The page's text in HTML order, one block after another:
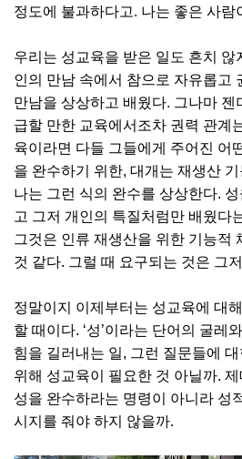
정도에 불과하다고. 나는 좋은 사람
우리는 성교육을 받은 일도 흔치 않
인의 만남 속에서 참으로 자유롭고
만남을 상상하고 배웠다. 그나마 젠
급할 만한 교육에서조차 권력 관계
육이라면 다들 그들에게 주어진 어
을 완수하기 위한, 대개는 재생산
나는 그런 식의 완수를 상상한다.
고 그저 개인의 특질처럼만 배웠다
그것은 인류 재생산을 위한 기능적
것 같다. 그럴 때 요구되는 것은 그
정말이지 이제부터는 성교육에 대
할 때이다. ‘성’이라는 단어의 굴레
힘을 길러내는 일, 그런 질문들에 대
위해 성교육이 필요한 것 아닐까.
성을 완수하라는 명령이 아니라 성
시지를 줘야 하지 않을까.